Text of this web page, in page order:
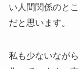
い人間関係のと
だと思います。
私も少ないなが